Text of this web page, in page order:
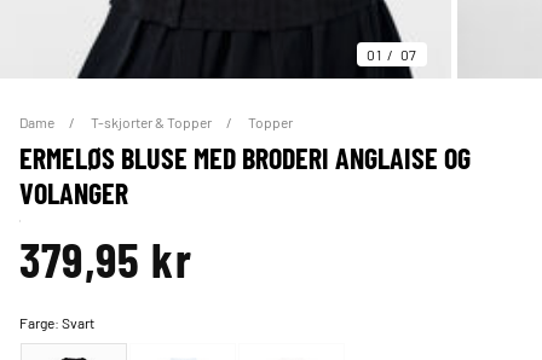
01 07
Dame T-skjorter & Topper Topper
ERMELØS BLUSE MED BRODERI ANGLAISE OG
VOLANGER
379,95 kr
Farge:Svart